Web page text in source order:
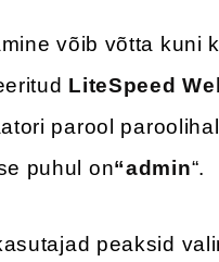
võib võtta kuni
LiteSpeed
parool
puhul on“admin“.
peaksid